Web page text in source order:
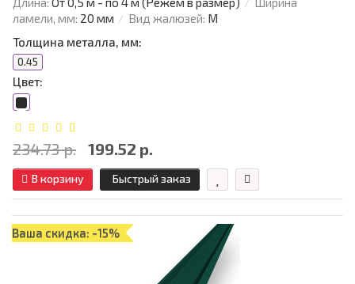
ламели, мм: 20 мм Вид жалюзей: М
Толщина металла, мм:
0.45
Цвет:
234.73 р. 199.52 р.
В корзину Быстрый заказ
Ваша скидка: -15%